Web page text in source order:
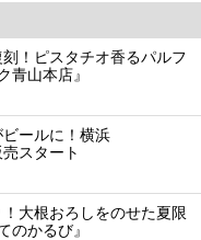
！ピスタチオ香るパルフ
青山本店』
ールに！横浜
スタート
大根おろしをのせた夏限
のかるび』